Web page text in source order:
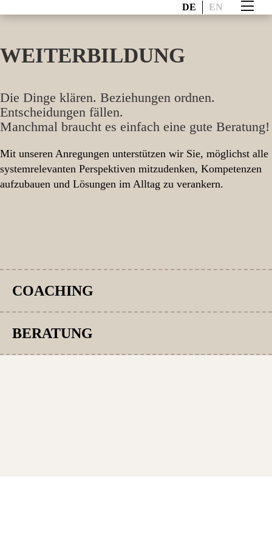
DE EN
WEITERBILDUNG
Die Dinge klären. Beziehungen ordnen.
Entscheidungen fällen.
Manchmal braucht es einfach eine gute Beratung!
Mit unseren Anregungen unterstützen wir Sie, möglichst alle
systemrelevanten Perspektiven mitzudenken, Kompetenzen
aufzubauen und Lösungen im Alltag zu verankern.
COACHING
BERATUNG